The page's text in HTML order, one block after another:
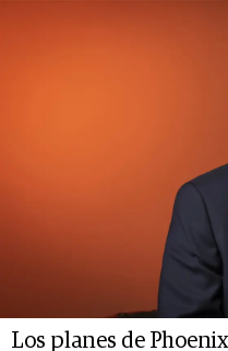
Los planes de